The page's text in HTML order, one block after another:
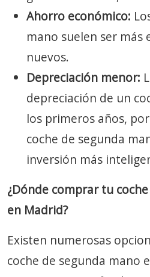
Ahorro económico:
mano suelen ser más
nuevos.
Depreciación menor:
depreciación de un
los primeros años,
coche de segunda
inversión más
¿Dónde comprar tu
en Madrid?
Existen numerosas
coche de segunda mano